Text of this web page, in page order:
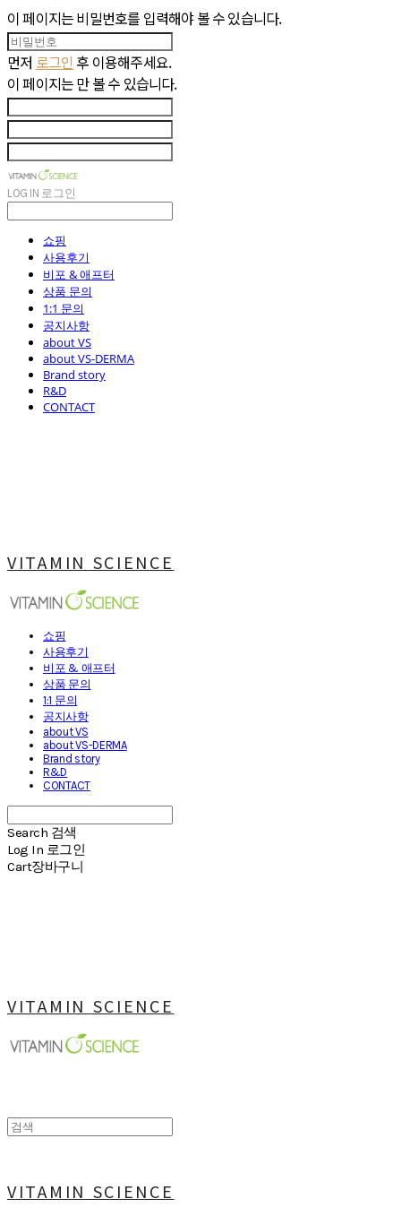
이 페이지는 비밀번호를 입력해야 볼 수 있습니다.
먼저 로그인 후 이용해주세요.
이 페이지는만 볼 수 있습니다.
LOG IN 로그인
쇼핑
사용후기
비포 & 애프터
상품 문의
1:1 문의
공지사항
about VS
about VS-DERMA
Brand story
R&D
CONTACT
VITAMIN SCIENCE
쇼핑
사용후기
비포 & 애프터
상품 문의
1:1 문의
공지사항
about VS
about VS-DERMA
Brand story
R&D
CONTACT
Search 검색
Log In 로그인
Cart장바구니
VITAMIN SCIENCE
VITAMIN SCIENCE